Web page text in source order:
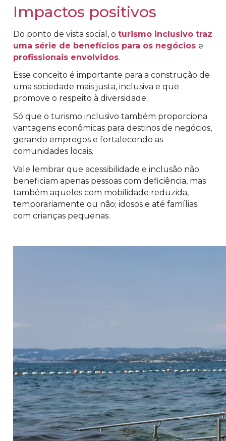
Impactos positivos
Do ponto de vista social, o turismo inclusivo traz
uma série de benefícios para os negócios e
profissionais envolvidos.
Esse conceito é importante para a construção de
uma sociedade mais justa, inclusiva e que
promove o respeito à diversidade.
Só que o turismo inclusivo também proporciona
vantagens econômicas para destinos de negócios,
gerando empregos e fortalecendo as
comunidades locais.
Vale lembrar que acessibilidade e inclusão não
beneficiam apenas pessoas com deficiência, mas
também aqueles com mobilidade reduzida,
temporariamente ou não; idosos e até famílias
com crianças pequenas.